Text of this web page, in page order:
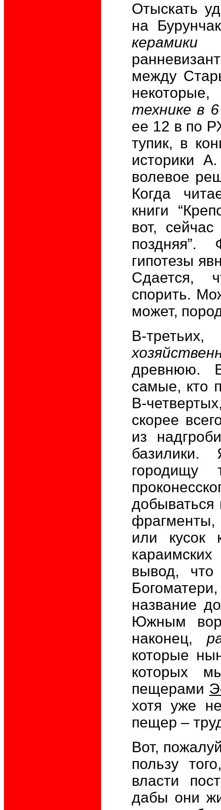
Отыскать
на
между
технике в
ее 12 в по
тупик, в
историки
волевое
Когда
книги
вот,
поздняя”.
гипотезы
Сдается,
спорить.
может,
В-
древнюю.
самые, кто
В-
скорее
из
городищу
фрагменты,
или кусок
вывод,
название
Южным
наконец,
которые
которых
пещерами
хотя уже
пещер –
Вот,
пользу
власти
дабы они